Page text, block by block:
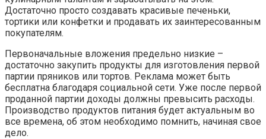
Достаточно просто создавать красивые печеньки,
тортики или конфетки и продавать их заинтересованным
покупателям.
Первоначальные вложения предельно низкие –
достаточно закупить продукты для изготовления первой
партии пряников или тортов. Реклама может быть
бесплатна благодаря социальной сети. Уже после первой
проданной партии доходы должны превысить расходы.
Производство продуктов питания будет актуальным во
все времена, об этом необходимо помнить, начиная свое
дело.